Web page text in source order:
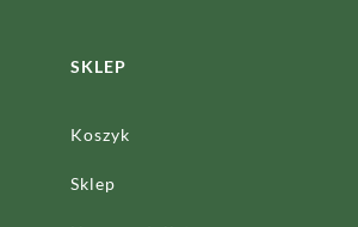
SKLEP
Koszyk
Sklep